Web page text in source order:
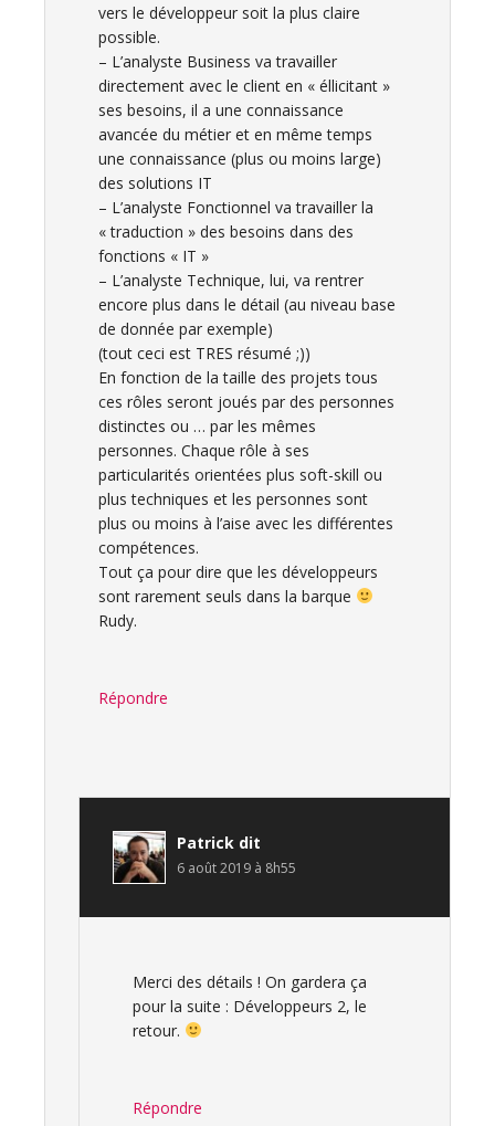
vers le développeur soit la plus claire
possible.
– L’analyste Business va travailler
directement avec le client en « éllicitant »
ses besoins, il a une connaissance
avancée du métier et en même temps
une connaissance (plus ou moins large)
des solutions IT
– L’analyste Fonctionnel va travailler la
« traduction » des besoins dans des
fonctions « IT »
– L’analyste Technique, lui, va rentrer
encore plus dans le détail (au niveau base
de donnée par exemple)
(tout ceci est TRES résumé ;))
En fonction de la taille des projets tous
ces rôles seront joués par des personnes
distinctes ou … par les mêmes
personnes. Chaque rôle à ses
particularités orientées plus soft-skill ou
plus techniques et les personnes sont
plus ou moins à l’aise avec les différentes
compétences.
Tout ça pour dire que les développeurs
sont rarement seuls dans la barque
Rudy.
Répondre
Patrick dit
6 août 2019 à 8h55
Merci des détails ! On gardera ça
pour la suite : Développeurs 2, le
retour.
Répondre